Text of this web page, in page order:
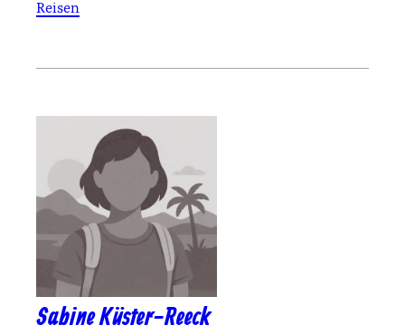
Reisen
Sabine Küster-Reeck